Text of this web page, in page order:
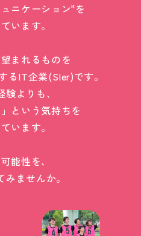
ニケーション"を
います。
まれるものを
るIT企業(SIer)です。
よりも、
という気持ちを
います。
能性を、
ませんか。